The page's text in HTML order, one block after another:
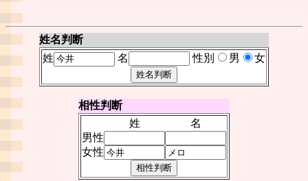
姓名判断
姓
名 性別 男 女
相性判断
姓
名
男性
女性